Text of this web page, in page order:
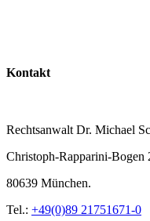
Kontakt
Rechtsanwalt Dr. Michael
Christoph-Rapparini-Bogen
80639 München.
Tel.: +49(0)89 21751671-0